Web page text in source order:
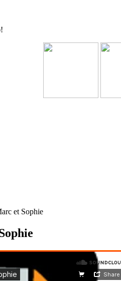
et Sophie